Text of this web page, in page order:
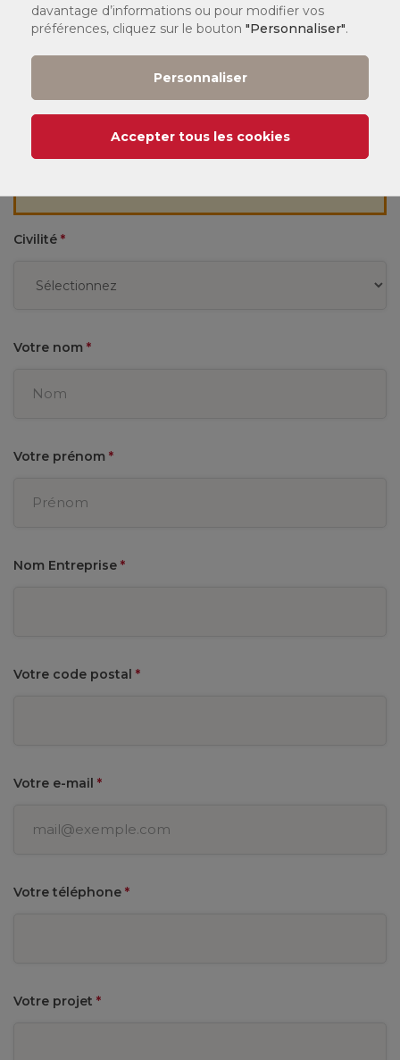
demandes sont allongés. Nous prendrons contact avec
Civilité *
Votre nom *
Votre prénom *
Nom Entreprise *
Votre code postal *
Votre e-mail *
Votre téléphone *
Votre projet *
davantage d’informations ou pour modifier vos
préférences, cliquez sur le bouton "Personnaliser".
Personnaliser
Accepter tous les cookies